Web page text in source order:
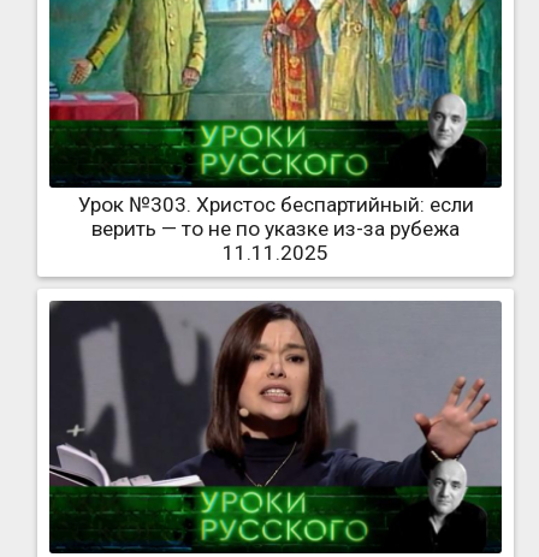
Урок №303. Христос беспартийный: если
верить — то не по указке из-за рубежа
11.11.2025